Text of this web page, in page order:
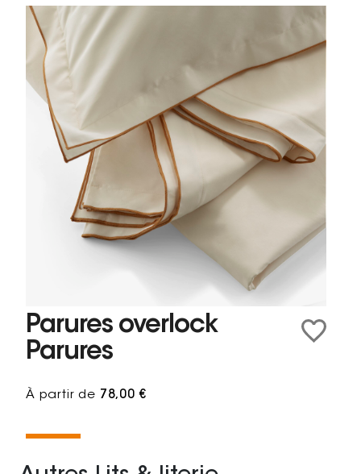
Parures overlock
Parures
À partir de 78,00 €